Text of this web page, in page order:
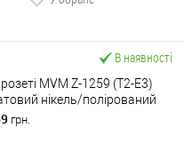
В наявності
MVM Z-1259 (T2-E3)
нікель/полірований
грн.